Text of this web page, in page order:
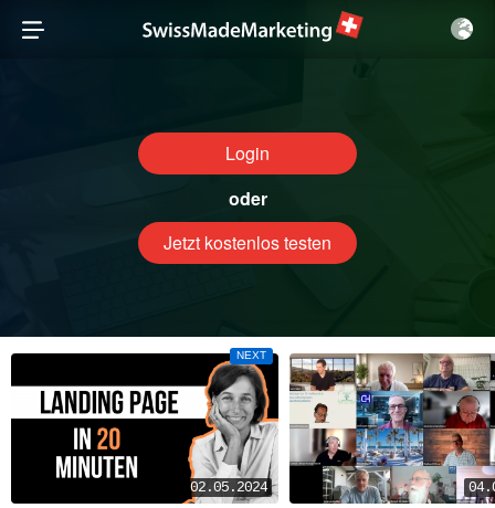
Login
oder
Jetzt kostenlos testen
02.05.2024
NEXT